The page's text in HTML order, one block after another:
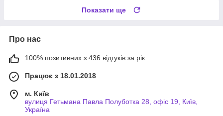
Показати ще
Про нас
100% позитивних з 436 відгуків за рік
Працює з 18.01.2018
м. Київ
вулиця Гетьмана Павла Полуботка 28, офіс 19, Київ,
Україна